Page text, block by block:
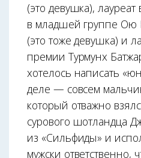
(это девушка),
в младшей группе Ою
(это тоже девушка) и
премии Турмунх
хотелось написать
деле — совсем
который отважно
сурового шотландца
из «Сильфиды» и
мужски ответственно,